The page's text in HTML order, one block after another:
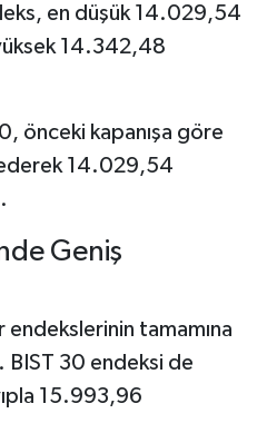
en düşük 14.029,54
14.342,48
önceki kapanışa göre
14.029,54
Geniş
endekslerinin tamamına
BIST 30 endeksi de
15.993,96